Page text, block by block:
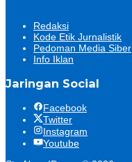
Redaksi
Kode Etik Jurnalistik
Pedoman Media Siber
Info Iklan
Jaringan Social
Facebook
Twitter
Instagram
Youtube